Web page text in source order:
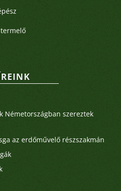
Németországban szereztek
az erdőművelő részszakmán